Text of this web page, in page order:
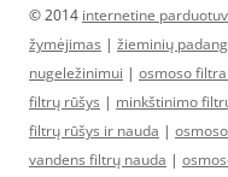
© 2014 internetine
žymėjimas | žieminių
nugeležinimui | osmoso
filtrų rūšys | minkštinimo
filtrų rūšys ir nauda |
vandens filtrų nauda |